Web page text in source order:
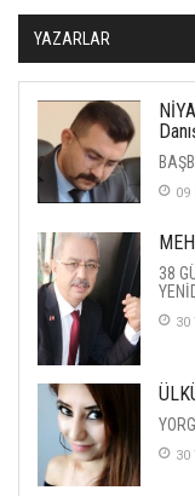
YAZARLAR
09
38
30
30